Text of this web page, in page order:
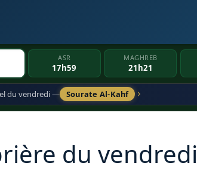
ASR
17h59
MAGHREB
21h21
du vendredi — Sourate Al-Kahf
du vendredi